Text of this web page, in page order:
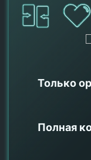
Только
Полная